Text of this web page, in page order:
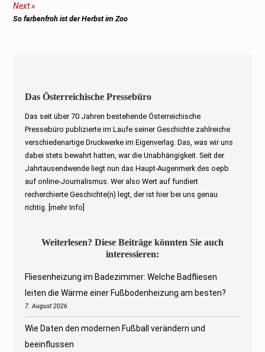
Next
Next
So farbenfroh ist der Herbst im Zoo
Das Österreichische Pressebüro
Das seit über 70 Jahren bestehende Österreichische
Pressebüro publizierte im Laufe seiner Geschichte zahlreiche
verschiedenartige Druckwerke im Eigenverlag. Das, was wir uns
dabei stets bewahrt hatten, war die Unabhängigkeit. Seit der
Jahrtausendwende liegt nun das Haupt-Augenmerk des oepb
auf online-Journalismus. Wer also Wert auf fundiert
recherchierte Geschichte(n) legt, der ist hier bei uns genau
richtig.
[mehr Info]
Weiterlesen? Diese Beiträge könnten Sie auch
interessieren:
Fliesenheizung im Badezimmer: Welche Badfliesen
leiten die Wärme einer Fußbodenheizung am besten?
7. August 2026
Wie Daten den modernen Fußball verändern und
beeinflussen